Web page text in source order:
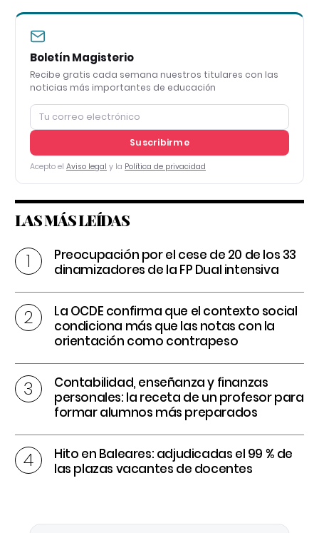
Boletín Magisterio
Recibe gratis cada semana nuestros titulares con las
noticias más importantes de educación
Suscribirme
Acepto el Aviso legal y la Política de privacidad
LAS MÁS LEÍDAS
Preocupación por el cese de 20 de los 33
dinamizadores de la FP Dual intensiva
La OCDE confirma que el contexto social
condiciona más que las notas con la
orientación como contrapeso
Contabilidad, enseñanza y finanzas
personales: la receta de un profesor para
formar alumnos más preparados
Hito en Baleares: adjudicadas el 99 % de
las plazas vacantes de docentes